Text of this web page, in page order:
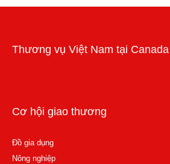
Thương vụ Việt Nam tại Canada
Cơ hội giao thương
Đồ gia dụng
Nông nghiệp